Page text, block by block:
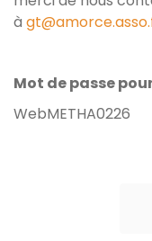
à
Mot de passe
WebMETHA0226